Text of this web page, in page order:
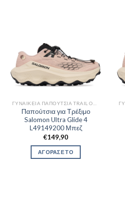
ΓΥΝΑΙΚΕΊΑ ΠΑΠΟΎΤΣΙΑ TRAIL OUTDOR
Παπούτσια για Τρέξιμο
Salomon Ultra Glide 4
L49149200 Μπεζ
€149,90
ΑΓΟΡΑΣΕ ΤΟ